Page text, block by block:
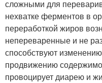
сложными для
нехватке ферментов в
переработкой жиров
непереваренные и не
способствуют
продвижению
провоцирует диарею и